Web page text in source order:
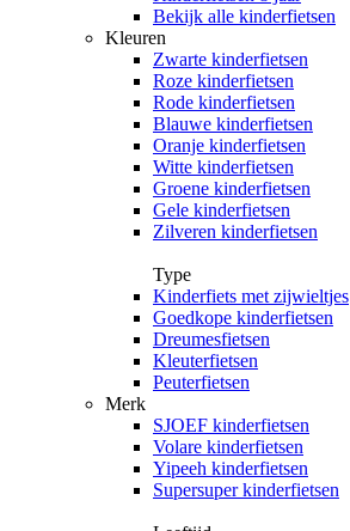
Bekijk alle kinderfietsen
Kleuren
Zwarte kinderfietsen
Roze kinderfietsen
Rode kinderfietsen
Blauwe kinderfietsen
Oranje kinderfietsen
Witte kinderfietsen
Groene kinderfietsen
Gele kinderfietsen
Zilveren kinderfietsen
Type
Kinderfiets met zijwieltjes
Goedkope kinderfietsen
Dreumesfietsen
Kleuterfietsen
Peuterfietsen
Merk
SJOEF kinderfietsen
Volare kinderfietsen
Yipeeh kinderfietsen
Supersuper kinderfietsen